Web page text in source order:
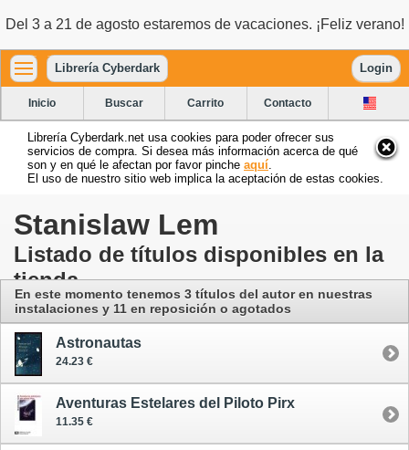
Del 3 a 21 de agosto estaremos de vacaciones. ¡Feliz verano!
Librería Cyberdark Login
Inicio Buscar Carrito Contacto
Librería Cyberdark.net usa cookies para poder ofrecer sus
servicios de compra. Si desea más información acerca de qué
son y en qué le afectan por favor pinche aquí
El uso de nuestro sitio web implica la aceptación de estas cookies.
Stanislaw Lem
Listado de títulos disponibles en la
tienda
En este momento tenemos 3 títulos del autoren nuestras
instalaciones y 11 en reposición o agotados
Astronautas
24.23 €
Aventuras Estelares del Piloto Pirx
11.35 €